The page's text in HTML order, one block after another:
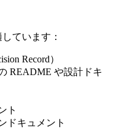
ています：
Record）
README や設計ドキ
ト
ドキュメント